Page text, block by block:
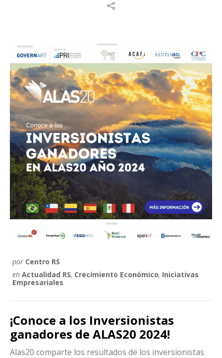
por Centro RS
en Actualidad RS, Crecimiento Económico, Iniciativas
Empresariales
¡Conoce a los Inversionistas
ganadores de ALAS20 2024!
Alas20 comparte los resultados de los inversionistas